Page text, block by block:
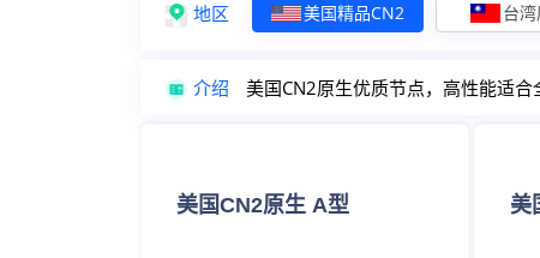
地区 美国精品CN2 台
介绍 美国CN2原生优质节点，高性能适
美国CN2原生 A型 美